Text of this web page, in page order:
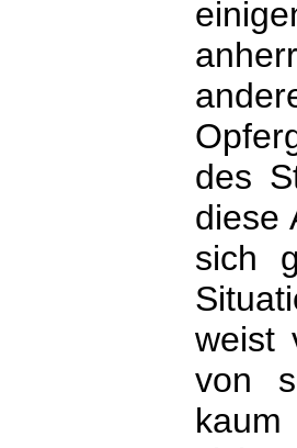
des
diese
sich
weist
von